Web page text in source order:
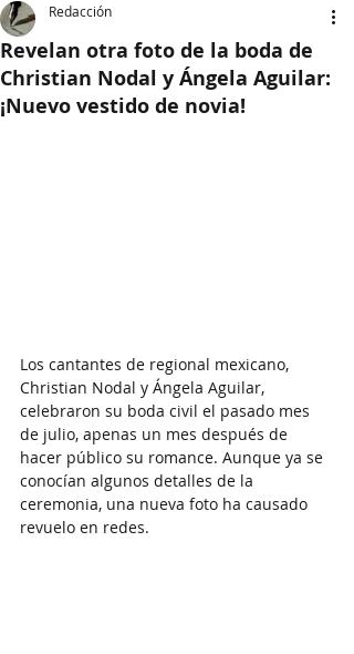
Revelan otra foto de la boda de
Christian Nodal y Ángela Aguilar:
¡Nuevo vestido de novia!
Redacción
Los cantantes de regional mexicano,
Christian Nodal y Ángela Aguilar,
celebraron su boda civil el pasado mes
de julio, apenas un mes después de
hacer público su romance. Aunque ya se
conocían algunos detalles de la
ceremonia, una nueva foto ha causado
revuelo en redes.